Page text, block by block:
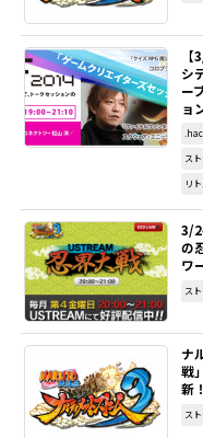
シ
ー
ョ
ス
リ
3/
の
ワ
ス
ナ
戦
新！
ス